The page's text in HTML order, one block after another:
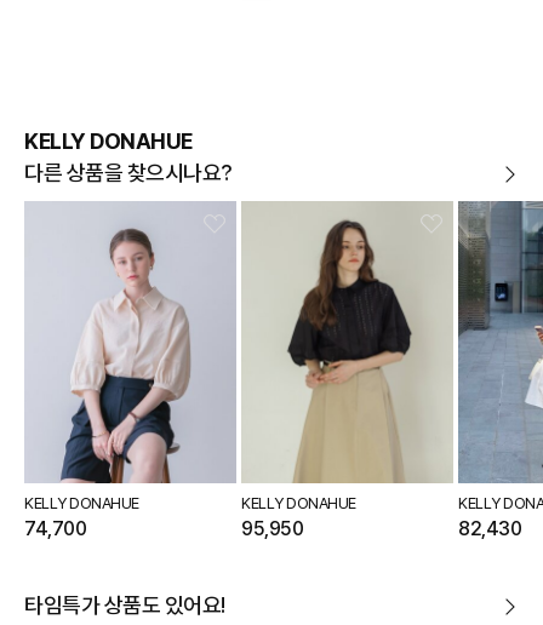
KELLY DONAHUE
다른 상품을 찾으시나요?
KELLY DONAHUE
74,700
KELLY DONAHUE
95,950
KELLY
82,430
타임특가 상품도 있어요!